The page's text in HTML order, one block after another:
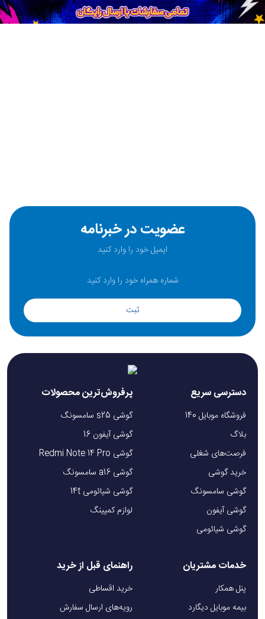
عضویت در خبرنامه
ثبت
دسترسی سریع
فروشگاه موبایل 140
بلاگ
فرصت‌های شغلی
خرید گوشی
گوشی سامسونگ
گوشی آیفون
گوشی شیائومی
پرفروش‌ترین محصولات
گوشی s25 سامسونگ
گوشی آیفون 16
گوشی Redmi Note 14 Pro
گوشی a16 سامسونگ
گوشی شیائومی 14t
لوازم کمپینگ
خدمات مشتریان
پنل همکار
بیمه موبایل دیگارد
راهنمای قبل از خرید
خرید اقساطی
رویه‌های ارسال سفارش